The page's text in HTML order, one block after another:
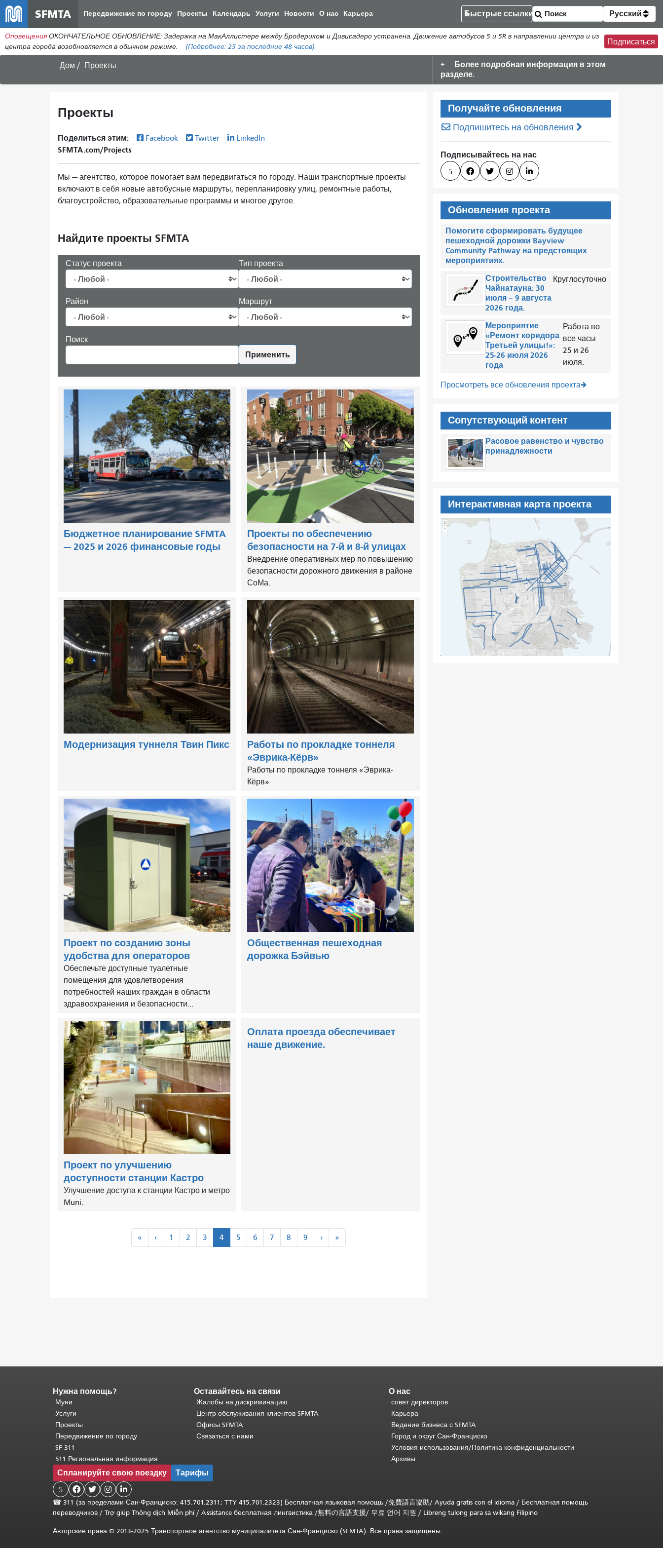
к
общему
содержанию
SFMTA Передвижение по городу Проекты Календарь Услуги Новости О нас Карьера Быстрые ссылки Русский
Оповещения ОКОНЧАТЕЛЬНОЕ ОБНОВЛЕНИЕ: Задержка на МакАллистере между Бродериком и Дивисадеро устранена. Движение автобусов 5 и 5R в направлении центра и из
центра города возобновляется в обычном режиме.
(Подробнее: 25 за последние 48 часов)
Подписаться
Дом Проекты
Более подробная информация в этом
разделе.
Проекты
Поделиться этим: Facebook Twitter LinkedIn
SFMTA.com/Projects
Мы — агентство, которое помогает вам передвигаться по городу. Наши транспортные проекты
включают в себя новые автобусные маршруты, перепланировку улиц, ремонтные работы,
благоустройство, образовательные программы и многое другое.
Найдите проекты SFMTA
Статус проекта Тип проекта
Район Маршрут
Поиск
Применить
Бюджетное планирование SFMTA
— 2025 и 2026 финансовые годы
Проекты по обеспечению
безопасности на 7-й и 8-й улицах
Внедрение оперативных мер по повышению
безопасности дорожного движения в районе
СоМа.
Модернизация туннеля Твин Пикс
Работы по прокладке тоннеля
«Эврика-Кёрв»
Работы по прокладке тоннеля «Эврика-
Кёрв»
Проект по созданию зоны
удобства для операторов
Обеспечьте доступные туалетные
помещения для удовлетворения
потребностей наших граждан в области
здравоохранения и безопасности...
Общественная пешеходная
дорожка Бэйвью
Проект по улучшению
доступности станции Кастро
Улучшение доступа к станции Кастро и метро
Muni.
Оплата проезда обеспечивает
наше движение.
«
Первая
‹‹
Предыдущий
1 2 3 4 5 6 7 8 9 ›Далее
›
»
»
Получайте обновления
Подпишитесь на обновления
Подписывайтесь на нас
5    
Обновления проекта
Помогите сформировать будущее
пешеходной дорожки Bayview
Community Pathway на предстоящих
мероприятиях.
Строительство
Чайнатауна: 30
июля – 9 августа
2026 года.
Круглосуточно
Мероприятие
«Ремонт коридора
Третьей улицы!»:
25-26 июля 2026
года
Работа во
все часы
25 и 26
июля.
Просмотреть все обновления проекта
Сопутствующий контент
Расовое равенство и чувство
принадлежности
Интерактивная карта проекта
Конец
содержимого
страницы.
часть
этой
страницы
на
каждой
странице.
Вернуться
к
началу
основного
содержимого
Нужна помощь?
Муни
Услуги
Проекты
Передвижение по городу
SF 311
511 Региональная информация
Оставайтесь на связи
Жалобы на дискриминацию
Центр обслуживания клиентов SFMTA
Офисы SFMTA
Связаться с нами
О нас
совет директоров
Карьера
Ведение бизнеса с SFMTA
Город и округ Сан-Франциско
Условия использования/Политика конфиденциальности
Архивы
Спланируйте свою поездку Тарифы
5    
☎ 311 (за пределами Сан-Франциско: 415.701.2311; TTY 415.701.2323) Бесплатная языковая помощь /免費語言協助/ Ayuda gratis con el idioma / Бесплатная помощь
переводчиков / Trợ giúp Thông dịch Miễn phí/ Assistance бесплатная лингвистика /無料の言語支援/ 무료 언어 지원 / Libreng tulong para sa wikang Filipino
Авторские права © 2013-2025 Транспортное агентство муниципалитета Сан-Франциско (SFMTA). Все права защищены.